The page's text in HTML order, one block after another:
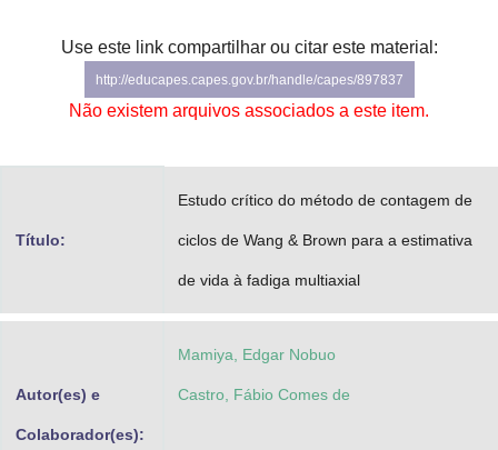
Gabinete de Segurança Institucional
Use este link compartilhar ou citar este material:
http://educapes.capes.gov.br/handle/capes/897837
Não existem arquivos associados a este item.
Título:
Estudo crítico do método de contagem de
ciclos de Wang & Brown para a estimativa
de vida à fadiga multiaxial
Autor(es) e
Colaborador(es):
Mamiya, Edgar Nobuo
Castro, Fábio Comes de